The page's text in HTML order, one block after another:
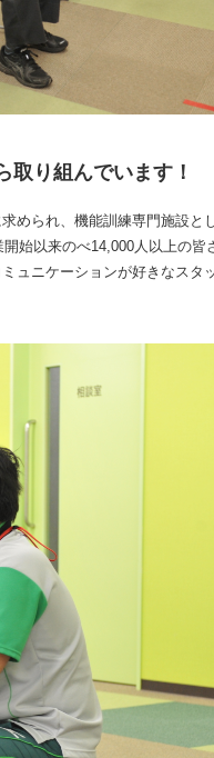
り組んでいます！
められ、機能訓練専門施設と
始以来のべ14,000人以上の皆
ュニケーションが好きなスタ